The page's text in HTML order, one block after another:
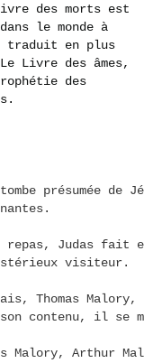
des morts est
le monde à
traduit en plus
Livre des âmes,
des
présumée de
repas, Judas fait
visiteur.
Thomas
contenu, il se
Malory,
Arthur